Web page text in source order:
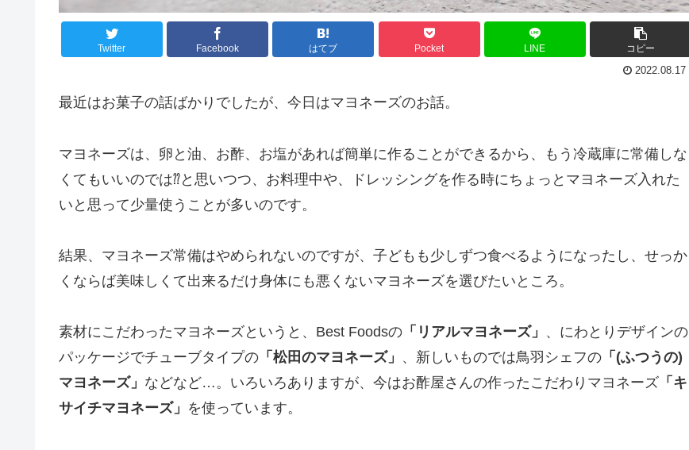
Twitter Facebook はてブ Pocket LINE コピー
2022.08.17
最近はお菓子の話ばかりでしたが、今日はマヨネーズのお話。
マヨネーズは、卵と油、お酢、お塩があれば簡単に作ることができるから、もう冷蔵庫に常備しな
くてもいいのでは⁇と思いつつ、お料理中や、ドレッシングを作る時にちょっとマヨネーズ入れた
いと思って少量使うことが多いのです。
結果、マヨネーズ常備はやめられないのですが、子どもも少しずつ食べるようになったし、せっか
くならば美味しくて出来るだけ身体にも悪くないマヨネーズを選びたいところ。
素材にこだわったマヨネーズというと、Best Foodsの 「リアルマヨネーズ」 、にわとりデザインの
パッケージでチューブタイプの 「松田のマヨネーズ」 、新しいものでは鳥羽シェフの 「(ふつうの)
マヨネーズ」 などなど…。いろいろありますが、今はお酢屋さんの作ったこだわりマヨネーズ 「キ
サイチマヨネーズ」 を使っています。